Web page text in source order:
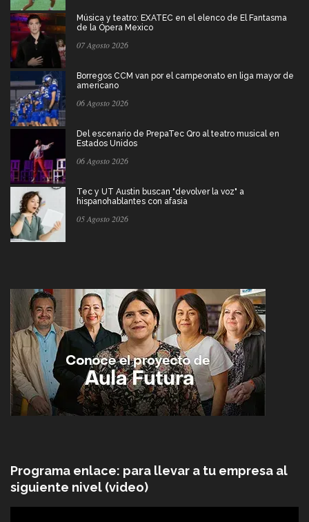
Música y teatro: EXATEC en el elenco de El Fantasma
de la Ópera Mexico
07 Agosto 2026
Borregos CCM van por el campeonato en liga mayor de
americano
06 Agosto 2026
Del escenario de PrepaTec Qro al teatro musical en
Estados Unidos
06 Agosto 2026
Tec y UT Austin buscan "devolver la voz" a
hispanohablantes con afasia
05 Agosto 2026
Programa enlace: para llevar a tu empresa al
siguiente nivel (video)